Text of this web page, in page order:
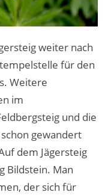
weiter nach
für den
Weitere
im
und die
gewandert
dem Jägersteig
Bildstein. Man
der sich für